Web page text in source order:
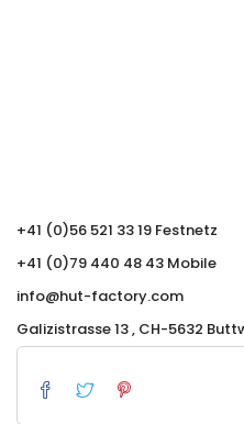
+41 (0)56 521 33 19 Festnetz
+41 (0)79 440 48 43 Mobile
info@hut-factory.com
Galizistrasse 13 , CH-5632